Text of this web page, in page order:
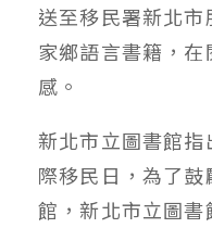
送至移民署新北
家鄉語言書籍，
感。
新北市立圖書館
際移民日，為了
館，新北市立圖